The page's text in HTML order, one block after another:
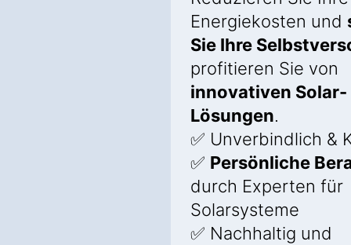
Energiekosten und
Sie Ihre
profitieren Sie von
innovativen Solar-
Lösungen.
✅ Unverbindlich &
✅ Persönliche
durch Experten für
Solarsysteme
✅ Nachhaltig und